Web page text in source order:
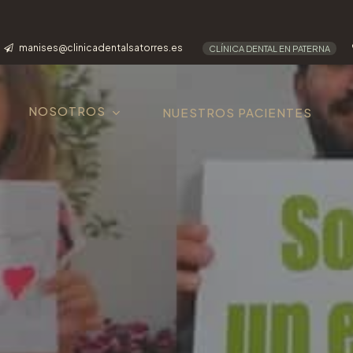
manises@clinicadentalsatorres.es CLÍNICA DENTAL EN PATERNA
NOSOTROS NUESTROS PACIENTES